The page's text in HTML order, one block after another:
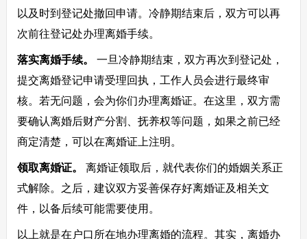
以及时到登记处撤回申请。冷静期结束后，双方可以再
次前往登记处办理离婚手续。
落实离婚手续。
一旦冷静期结束，双方再次到登记处，
提交离婚登记申请受理回执，工作人员会进行最终审
核。若无问题，会为你们办理离婚证。在这里，双方需
要确认离婚后财产分割、抚养权等问题，如果之前已经
商定清楚，可以在离婚证上注明。
领取离婚证。
离婚证领取后，就代表你们的婚姻关系正
式解除。之后，建议双方妥善保存好离婚证及相关文
件，以备后续可能需要使用。
以上就是在户口所在地办理离婚的流程。其实，离婚办